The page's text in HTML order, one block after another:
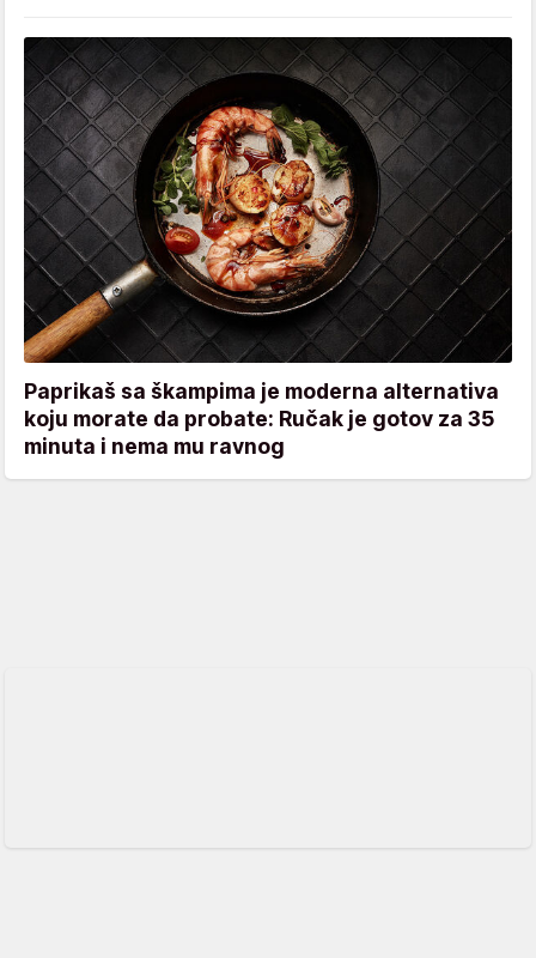
Paprikaš sa škampima je moderna alternativa
koju morate da probate: Ručak je gotov za 35
minuta i nema mu ravnog